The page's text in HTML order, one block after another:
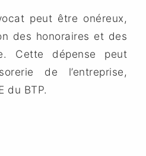
peut être onéreux,
des honoraires et des
Cette dépense peut
de l’entreprise,
du BTP.